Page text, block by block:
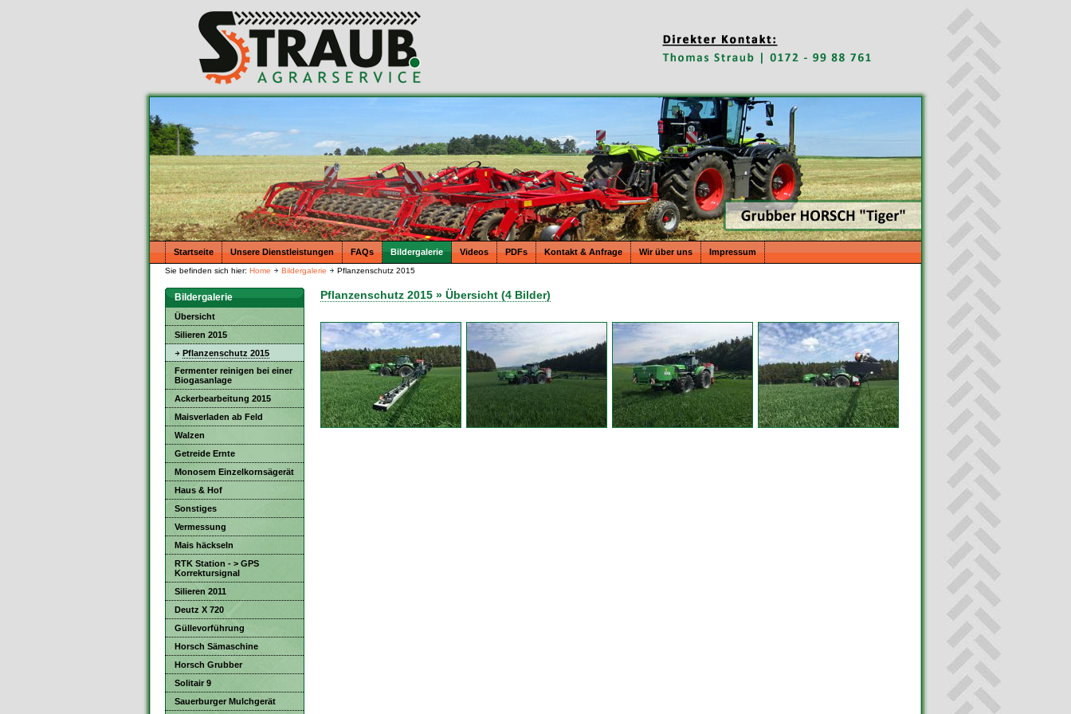
Startseite Unsere Dienstleistungen FAQs Bildergalerie Videos PDFs Kontakt & Anfrage Wir über uns Impressum
Sie befinden sich hier: Home Bildergalerie Pflanzenschutz 2015
Bildergalerie
Übersicht
Silieren 2015
Pflanzenschutz 2015
Fermenter reinigen bei einer
Biogasanlage
Ackerbearbeitung 2015
Maisverladen ab Feld
Walzen
Getreide Ernte
Monosem Einzelkornsägerät
Haus & Hof
Sonstiges
Vermessung
Mais häckseln
RTK Station - > GPS
Korrektursignal
Silieren 2011
Deutz X 720
Güllevorführung
Horsch Sämaschine
Horsch Grubber
Solitair 9
Sauerburger Mulchgerät
Pflanzenschutz 2015 » Übersicht (4 Bilder)